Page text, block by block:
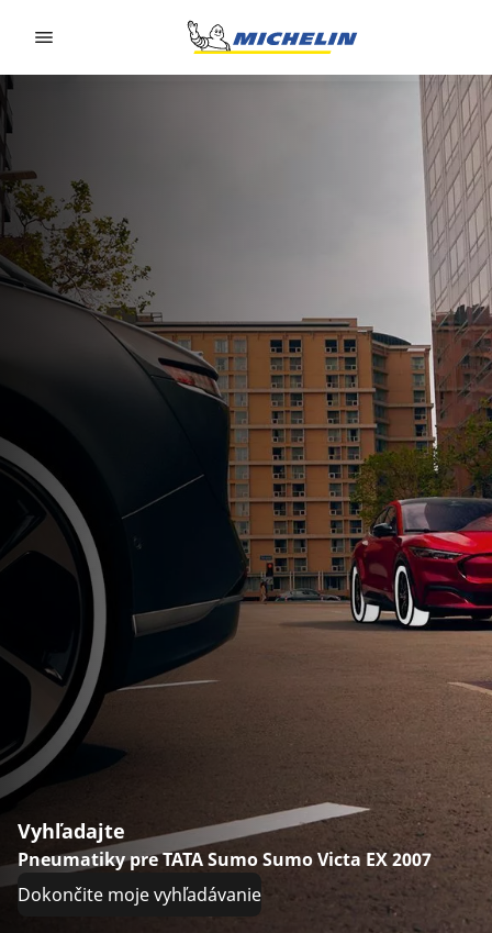
Vyhľadajte
Pneumatiky pre TATA Sumo Sumo Victa EX 2007
Dokončite moje vyhľadávanie